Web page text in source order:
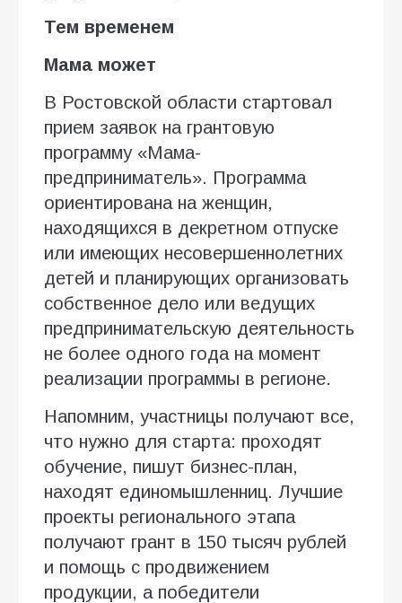
Тем временем
Мама может
В Ростовской области стартовал
прием заявок на грантовую
программу «Мама-
предприниматель». Программа
ориентирована на женщин,
находящихся в декретном отпуске
или имеющих несовершеннолетних
детей и планирующих организовать
собственное дело или ведущих
предпринимательскую деятельность
не более одного года на момент
реализации программы в регионе.
Напомним, участницы получают все,
что нужно для старта: проходят
обучение, пишут бизнес-план,
находят единомышленниц. Лучшие
проекты регионального этапа
получают грант в 150 тысяч рублей
и помощь с продвижением
продукции, а победители